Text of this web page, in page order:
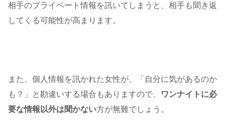
相手のプライベート情報を訊いてしまうと、相手も聞き返
してくる可能性が高まります。
また、個人情報を訊かれた女性が、「自分に気があるのか
も？」と勘違いする場合もありますので、
ワンナイトに必
要な情報以外は聞かない方が無難でしょう。